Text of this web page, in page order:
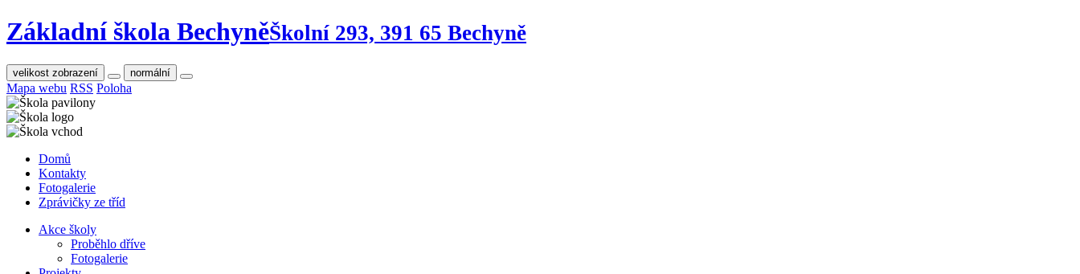
Základní škola BechyněŠkolní 293, 391 65 Bechyně
velikost zobrazení normální
Mapa webu RSS Poloha
Domů
Kontakty
Fotogalerie
Zprávičky ze tříd
Akce školy
Proběhlo dříve
Fotogalerie